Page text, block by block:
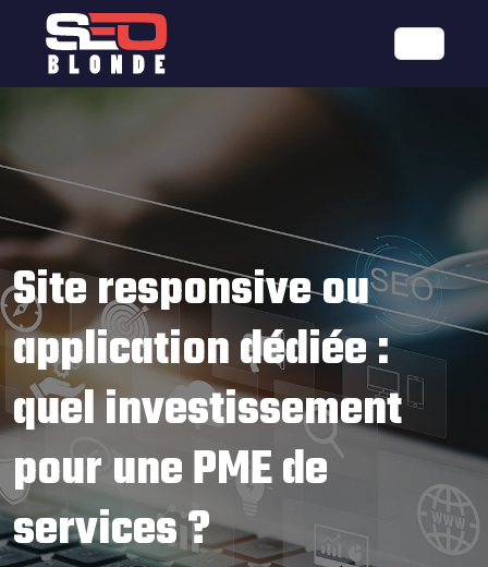
Site responsive ou
application dédiée :
quel investissement
pour une PME de
services ?